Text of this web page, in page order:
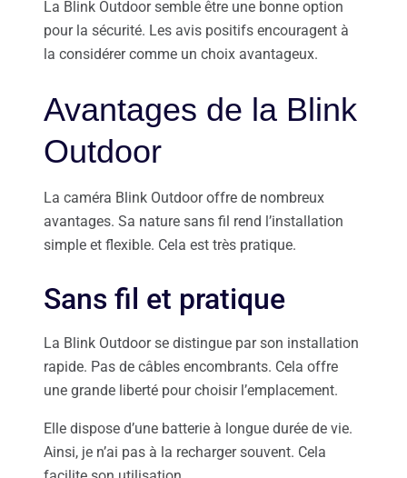
La Blink Outdoor semble être une bonne option
pour la sécurité. Les avis positifs encouragent à
la considérer comme un choix avantageux.
Avantages de la Blink
Outdoor
La caméra Blink Outdoor offre de nombreux
avantages. Sa nature sans fil rend l’installation
simple et flexible. Cela est très pratique.
Sans fil et pratique
La Blink Outdoor se distingue par son installation
rapide. Pas de câbles encombrants. Cela offre
une grande liberté pour choisir l’emplacement.
Elle dispose d’une batterie à longue durée de vie.
Ainsi, je n’ai pas à la recharger souvent. Cela